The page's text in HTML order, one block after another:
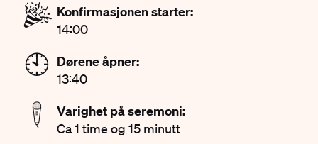
🎉 Konfirmasjonen starter:
14:00
🕙 Dørene åpner:
13:40
🎤 Varighet på seremoni:
Ca 1 time og 15 minutt